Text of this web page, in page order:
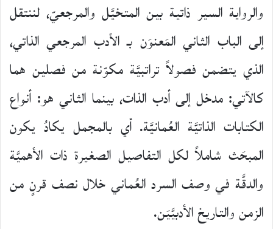
والرواية السير ذاتية بين المتخيَّل والمرجعيّ، لننتقل
إلى الباب الثاني المَعنوَن بـ الأدب المرجعي الذاتي،
الذي يتضمن فصولاً تراتبيَّة مكوّنة من فصلين هما
كالآتي: مدخل إلى أدب الذات، بينما الثاني هو: أنواع
الكتابات الذاتيَّة العُمانيَّة. أي بالمجمل يكادُ يكون
المبحَث شاملاً لكل التفاصيل الصغيرة ذات الأهميَّة
والدقَّة في وصف السرد العُماني خلال نصف قرنٍ من
الزمن والتاريخ الأدبيَّيَن.